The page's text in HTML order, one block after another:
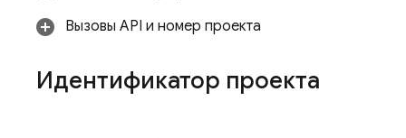
Вызовы API и номер проекта
Идентификатор проекта